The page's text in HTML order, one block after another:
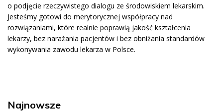
o podjęcie rzeczywistego dialogu ze środowiskiem lekarskim.
Jesteśmy gotowi do merytorycznej współpracy nad
rozwiązaniami, które realnie poprawią jakość kształcenia
lekarzy, bez narażania pacjentów i bez obniżania standardów
wykonywania zawodu lekarza w Polsce.
Najnowsze